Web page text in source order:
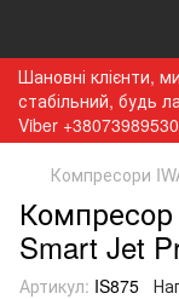
Шановні клієнти,
стабільний, будь
Viber
Компресори
Компресор
Smart Jet
Артикул: IS875